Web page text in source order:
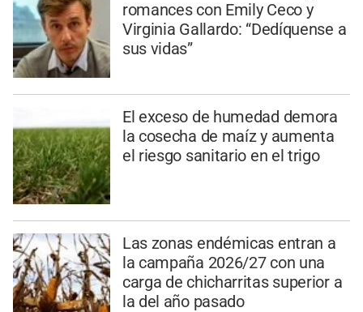
romances con Emily Ceco y
Virginia Gallardo: “Dedíquense a
sus vidas”
El exceso de humedad demora
la cosecha de maíz y aumenta
el riesgo sanitario en el trigo
Las zonas endémicas entran a
la campaña 2026/27 con una
carga de chicharritas superior a
la del año pasado